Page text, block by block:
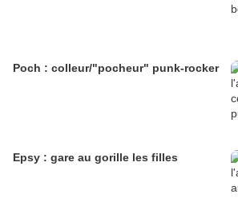
Poch : colleur/"pocheur" punk-rocker
Epsy : gare au gorille les filles